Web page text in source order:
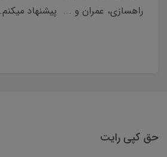
راهسازی، عمران و ... پیشنهاد میکنم.
حق کپی رایت